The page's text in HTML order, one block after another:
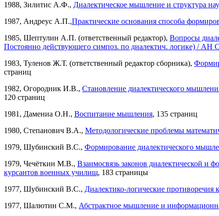
1988, Зилитис А.Ф., Диалектическое мышление и структура
1987, Андреус А.П.,Практические основания способа
1985, Шептулин А.П. (ответственный редактор), Вопросы
Постоянно действующего симпоз. по диалектич. логике) / АН
1983, Туленов Ж.Т. (ответственный редактор сборника),
страниц
1982, Огородник И.В., Становление диалектического
120 страниц
1981, Дамениа О.Н., Воспитание мышления, 135 страниц
1980, Степанович В.А., Методологические проблемы
1979, Шубинский В.С., Формирование диалектического
1979, Чечёткин М.В., Взаимосвязь законов диалектической и
курсантов военных училищ, 183 страницы
1977, Шубинский В.С., Диалектико-логические противоречия
1977, Шалютин С.М., Абстрактное мышление и